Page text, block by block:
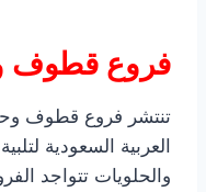
فروع قطوف
تنتشر فروع قطوف
العربية السعودية
والحلويات تتواجد